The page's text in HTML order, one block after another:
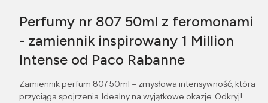
Perfumy nr 807 50ml z feromonami
- zamiennik inspirowany 1 Million
Intense od Paco Rabanne
Zamiennik perfum 807 50ml – zmysłowa intensywność, która
przyciąga spojrzenia. Idealny na wyjątkowe okazje. Odkryj!